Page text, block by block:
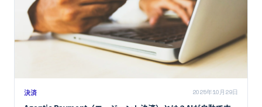
決済 2025年10月29日